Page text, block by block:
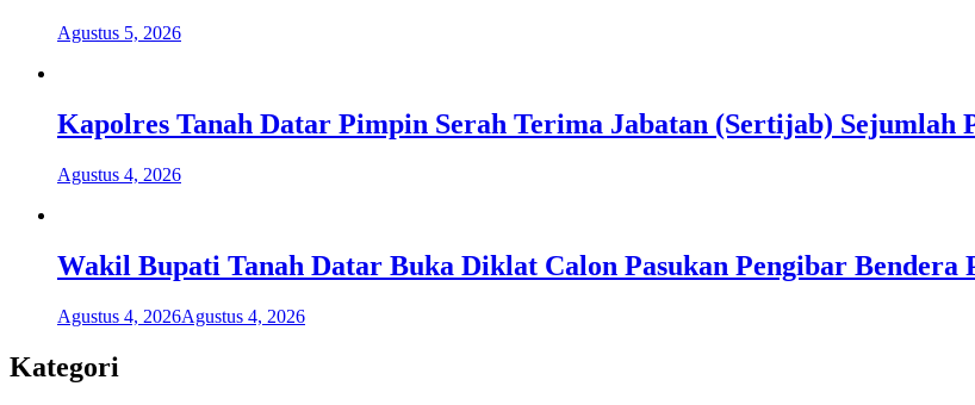
Agustus 5, 2026
Kapolres Tanah Datar Pimpin Serah Terima Jabatan (Sertijab) Sejumlah
Agustus 4, 2026
Wakil Bupati Tanah Datar Buka Diklat Calon Pasukan Pengibar Bendera
Agustus 4, 2026Agustus 4, 2026
Kategori